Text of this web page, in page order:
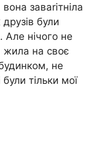
заваrітніла
були
Але нічого не
жила на своє
не
тільки мої